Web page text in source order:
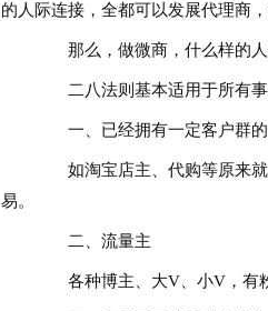
的人际连接，全都可以发展代理商
那么，做微商，什么样的人
二八法则基本适用于所有事
一、已经拥有一定客户群的
如淘宝店主、代购等原来就
易。
二、流量主
各种博主、大V、小V，有粉